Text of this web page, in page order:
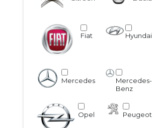
Fiat Hyundai
Mercedes
Mercedes-
Benz
Opel Peugeot